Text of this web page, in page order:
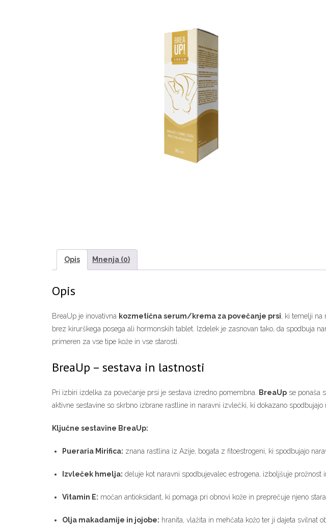
Opis Mnenja (0)
Opis
BreaUp je inovativna kozmetična serum/krema za povečanje prsi , ki temelji
brez kirurškega posega ali hormonskih tablet. Izdelek je zasnovan tako, da spodbuja
primeren za vse tipe kože in vse starosti.
BreaUp – sestava in lastnosti
Pri izbiri izdelka za povečanje prsi je sestava izredno pomembna. BreaUp se ponaša
aktivne sestavine so skrbno izbrane rastline in naravni izvlečki, ki dokazano
Ključne sestavine BreaUp:
Pueraria Mirifica: znana rastlina iz Azije, bogata z fitoestrogeni, ki spodbujajo
Izvleček hmelja: deluje kot naravni spodbujevalec estrogena, izboljšuje prožnost
Vitamin E: močan antioksidant, ki pomaga pri obnovi kože in preprečuje njeno
Olja makadamije in jojobe: hranita, vlažita in mehčata kožo ter ji dajeta svilnat